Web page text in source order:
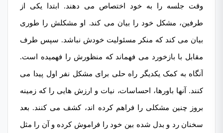
وقت جلسه را به خود اختصاص می دهند. ابتدا یکی از
طرفین، مشکل خود را بیان می کند. او مشکلش را طوری
بیان می کند که منکر مسئولیت خودش نباشد. سپس طرف
مقابل با بازخورد می فهماند که منظورش را فهمیده است.
آنگاه به کمک یکدیگر راه حلی برای مشکل نفر اول پیدا می
کنند. آنها باورها، احساسات، نیات و ارزش هایی را که زمینه
بروز چنین مشکلی را فراهم کرده اند، کشف می کنند. بعد
سخنان رد و بدل شده بین خود را فراموش کرده و آن را مثل